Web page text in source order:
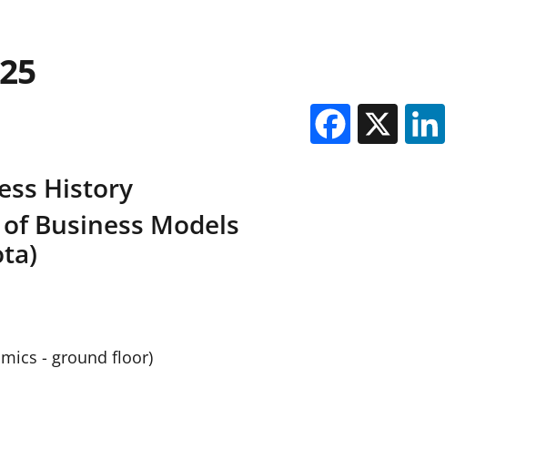
Facebook
X
History
Business Models
- ground floor)